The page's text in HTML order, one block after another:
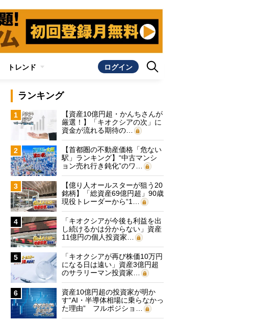
トレンド ログイン
ランキング
1
【資産10億円超・かんちさんが
厳選！】「キオクシアの次」に
資金が流れる期待の…
2
【首都圏の不動産価格「危ない
駅」ランキング】“中古マンシ
ョン売れ行き鈍化”のワ…
3
【億り人オールスターが狙う20
銘柄】「総資産69億円超」90歳
現役トレーダーから“1…
4
「キオクシアが今後も利益を出
し続けるかは分からない」資産
11億円の個人投資家…
5
「キオクシアが再び株価10万円
になる日は遠い」資産3億円超
のサラリーマン投資家…
6
資産10億円超の投資家が明か
す“AI・半導体相場に乗らなかっ
た理由” フルポジショ…